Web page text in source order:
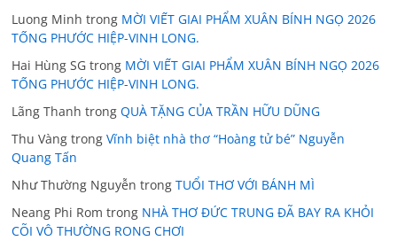
Luong Minh trong MỜI VIẾT GIAI PHẨM XUÂN BÍNH NGỌ 2026
TỐNG PHƯỚC HIỆP-VINH LONG.
Hai Hùng SG trong MỜI VIẾT GIAI PHẨM XUÂN BÍNH NGỌ 2026
TỐNG PHƯỚC HIỆP-VINH LONG.
Lãng Thanh trongQUÀ TẶNG CỦA TRẦN HỮU DŨNG
Thu Vàng trongVĩnh biệt nhà thơ “Hoàng tử bé” Nguyễn
Quang Tấn
Như Thường Nguyễn trongTUỔI THƠ VỚI BÁNH MÌ
Neang Phi Rom trong NHÀ THƠ ĐỨC TRUNG ĐÃ BAY RA KHỎI
CÕI VÔ THƯỜNG RONG CHƠI